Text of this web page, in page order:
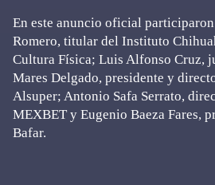
En este anuncio oficial
Romero, titular del Instituto
Cultura Física; Luis Alfonso Cruz,
Mares Delgado, presidente y
Alsuper; Antonio Safa Serrato,
MEXBET y Eugenio Baeza Fares,
Bafar.